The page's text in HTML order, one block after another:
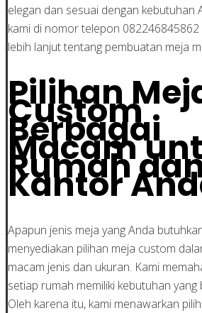
elegan dan sesuai dengan kebutuhan
kami di nomor telepon
lebih lanjut tentang pembuatan meja
Pilihan
Custom
Berbagai
Macam
Rumah
Kantor
Apapun jenis meja yang Anda
menyediakan pilihan meja custom
macam jenis dan ukuran. Kami
setiap rumah memiliki kebutuhan yang
Oleh karena itu, kami menawarkan